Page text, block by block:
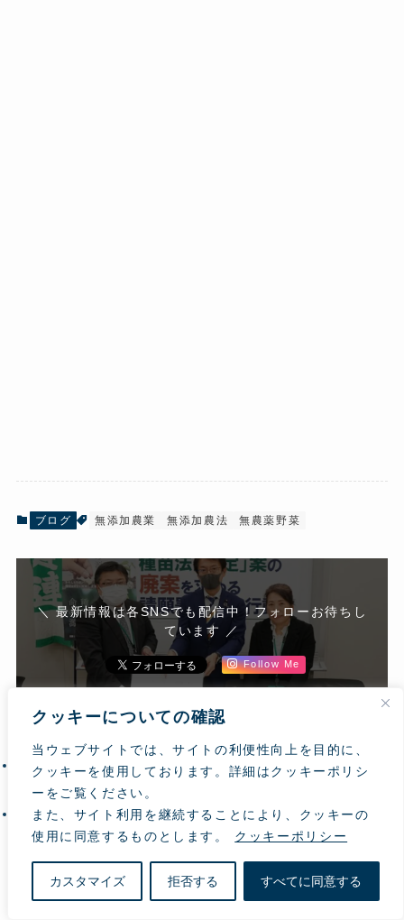
クッキーについての確認
当ウェブサイトでは、サイトの利便性向上を目的に、
クッキーを使用しております。詳細はクッキーポリシ
ーをご覧ください。
また、サイト利用を継続することにより、クッキーの
使用に同意するものとします。
クッキーポリシー
カスタマイズ 拒否する すべてに同意する
ブログ 無添加農業 無添加農法 無農薬野菜
＼ 最新情報は各SNSでも配信中！フォローお待ちし
ています ／
Follow Me
メルマガより転載 種苗法改正案 11/26(木)参院審議
入り注目しましょう
【報告】午後の部 国民生活を破壊するTPP協
定などの問題を考えるシンポジウム